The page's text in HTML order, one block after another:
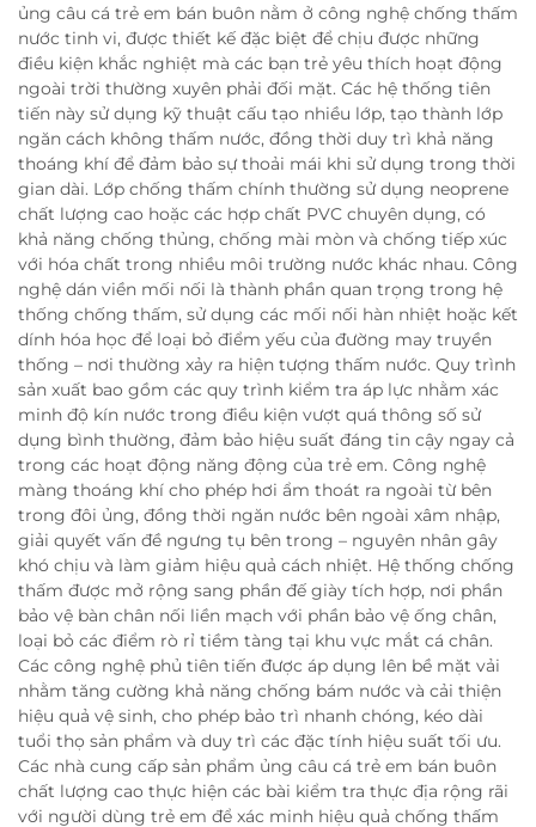
ủng câu cá trẻ em bán buôn nằm ở công nghệ chống thấm
nước tinh vi, được thiết kế đặc biệt để chịu được những
điều kiện khắc nghiệt mà các bạn trẻ yêu thích hoạt động
ngoài trời thường xuyên phải đối mặt. Các hệ thống tiên
tiến này sử dụng kỹ thuật cấu tạo nhiều lớp, tạo thành lớp
ngăn cách không thấm nước, đồng thời duy trì khả năng
thoáng khí để đảm bảo sự thoải mái khi sử dụng trong thời
gian dài. Lớp chống thấm chính thường sử dụng neoprene
chất lượng cao hoặc các hợp chất PVC chuyên dụng, có
khả năng chống thủng, chống mài mòn và chống tiếp xúc
với hóa chất trong nhiều môi trường nước khác nhau. Công
nghệ dán viền mối nối là thành phần quan trọng trong hệ
thống chống thấm, sử dụng các mối nối hàn nhiệt hoặc kết
dính hóa học để loại bỏ điểm yếu của đường may truyền
thống – nơi thường xảy ra hiện tượng thấm nước. Quy trình
sản xuất bao gồm các quy trình kiểm tra áp lực nhằm xác
minh độ kín nước trong điều kiện vượt quá thông số sử
dụng bình thường, đảm bảo hiệu suất đáng tin cậy ngay cả
trong các hoạt động năng động của trẻ em. Công nghệ
màng thoáng khí cho phép hơi ẩm thoát ra ngoài từ bên
trong đôi ủng, đồng thời ngăn nước bên ngoài xâm nhập,
giải quyết vấn đề ngưng tụ bên trong – nguyên nhân gây
khó chịu và làm giảm hiệu quả cách nhiệt. Hệ thống chống
thấm được mở rộng sang phần đế giày tích hợp, nơi phần
bảo vệ bàn chân nối liền mạch với phần bảo vệ ống chân,
loại bỏ các điểm rò rỉ tiềm tàng tại khu vực mắt cá chân.
Các công nghệ phủ tiên tiến được áp dụng lên bề mặt vải
nhằm tăng cường khả năng chống bám nước và cải thiện
hiệu quả vệ sinh, cho phép bảo trì nhanh chóng, kéo dài
tuổi thọ sản phẩm và duy trì các đặc tính hiệu suất tối ưu.
Các nhà cung cấp sản phẩm ủng câu cá trẻ em bán buôn
chất lượng cao thực hiện các bài kiểm tra thực địa rộng rãi
với người dùng trẻ em để xác minh hiệu quả chống thấm